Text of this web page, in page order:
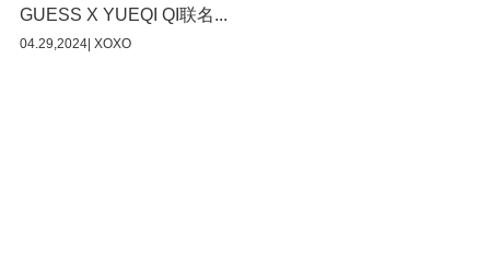
GUESS X YUEQI QI联名...
04.29,2024| XOXO